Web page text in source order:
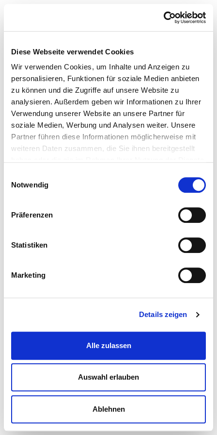
Diese Webseite verwendet Cookies
Wir verwenden Cookies, um Inhalte und Anzeigen zu
personalisieren, Funktionen für soziale Medien anbieten
zu können und die Zugriffe auf unsere Website zu
analysieren. Außerdem geben wir Informationen zu Ihrer
Verwendung unserer Website an unsere Partner für
soziale Medien, Werbung und Analysen weiter. Unsere
Partner führen diese Informationen möglicherweise mit
weiteren Daten zusammen, die Sie ihnen bereitgestellt
Notwendig
Präferenzen
Statistiken
Marketing
Details zeigen
Alle zulassen
Auswahl erlauben
Ablehnen